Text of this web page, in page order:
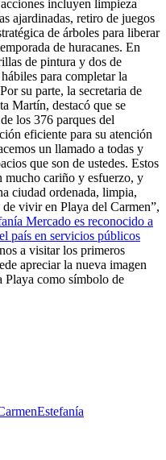
incluyen limpieza
ajardinadas, retiro de juegos
de árboles para liberar
de huracanes. En
de pintura y dos de
para completar la
su parte, la secretaria de
Martín, destacó que se
los 376 parques del
eficiente para su atención
un llamado a todas y
que son de ustedes. Estos
mucho cariño y esfuerzo, y
ciudad ordenada, limpia,
vivir en Playa del Carmen”,
Mercado es reconocido a
país en servicios públicos
a visitar los primeros
apreciar la nueva imagen
Playa como símbolo de
Estefanía